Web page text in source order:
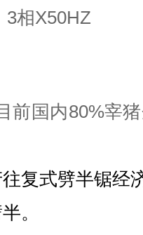
3相X50HZ
前国内80%宰
复式劈半锯经
。